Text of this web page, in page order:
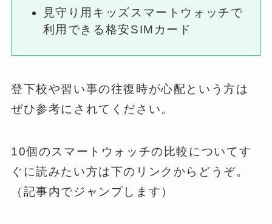
見守り用キッズスマートウォッチで
利用できる格安SIMカード
登下校や習い事の往復時が心配という方は
ぜひ参考にされてください。
10個のスマートウォッチの比較についてす
ぐに読みたい方は下のリンクからどうぞ。
（記事内でジャンプします）